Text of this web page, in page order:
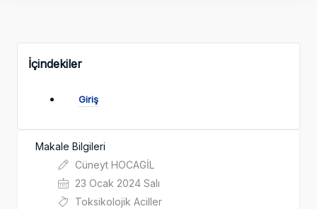
İçindekiler
Giriş
Makale Bilgileri
Cüneyt HOCAGİL
23 Ocak 2024 Salı
Toksikolojik Aciller